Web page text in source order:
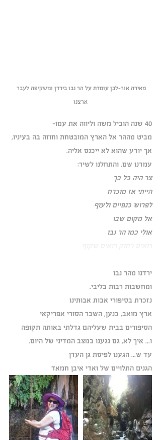
מאירה אור-לבן עומדת על הר נבו בירדן ומשקיפה לעבר
ארצנו
40 שנה הוביל משה וליווה את עמו-
מביט מההר אל הארץ המובטחת וחוזה בה בעיניו,
אך יודע שהוא לא ייכנס אליה.
עמדנו שם, והתחלנו לשיר:
צר היה כל כך
הייתי אז מוכרח
לפרוש כנפיים ולעוף
אל מקום שבו
אולי כמו הר נבו
ירדנו מהר נבו
ומחשבות רבות בליבי.
נזכרת בסיפורי אבות אבותינו
ארץ מואב, כנען, השבר הסורי אפריקאי
הסיפורים בבית שעליהם גדלתי באותה תקופה
ו... איך לא, גם נגענו במצב המדיני של היום.
עד ש... הגענו לפיסת גן העדן
הגנים התלויים של ואדי איבן חמאד